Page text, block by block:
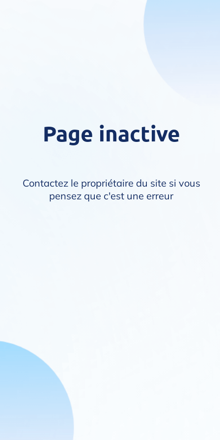
Page inactive
Contactez le propriétaire du site si vous
pensez que c'est une erreur